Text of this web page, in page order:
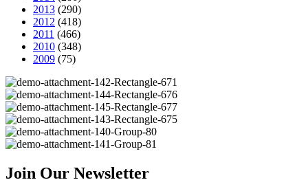
2013 (290)
2012 (418)
2011 (466)
2010 (348)
2009 (75)
Join Our Newsletter